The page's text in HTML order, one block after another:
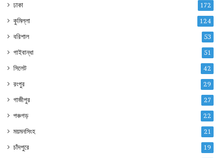
ঢাকা 172
কুমিল্লা 124
বরিশাল 53
গাইবান্ধা 51
সিলেট 42
রংপুর 29
গাজীপুর 27
পঞ্চগড় 22
ময়মনসিংহ 21
চাঁদপুরে 19